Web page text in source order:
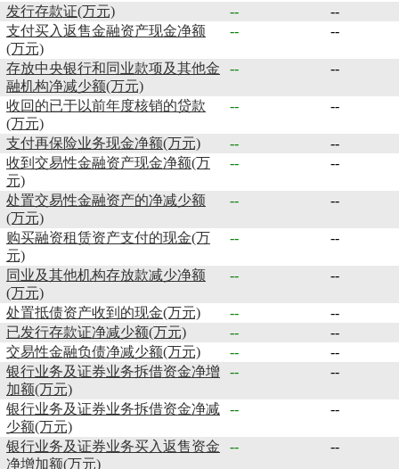
发行存款证(万元) --
--
支付买入返售金融资产现金净额
(万元)
-- --
存放中央银行和同业款项及其他金
融机构净减少额(万元)
-- --
收回的已于以前年度核销的贷款
(万元)
-- --
支付再保险业务现金净额(万元) --
--
收到交易性金融资产现金净额(万
元)
-- --
处置交易性金融资产的净减少额
(万元)
-- --
购买融资租赁资产支付的现金(万
元)
-- --
同业及其他机构存放款减少净额
(万元)
-- --
处置抵债资产收到的现金(万元) --
--
已发行存款证净减少额(万元)
--
--
交易性金融负债净减少额(万元)
--
--
银行业务及证券业务拆借资金净增
加额(万元)
-- --
银行业务及证券业务拆借资金净减
少额(万元)
-- --
银行业务及证券业务买入返售资金
净增加额(万元)
-- --